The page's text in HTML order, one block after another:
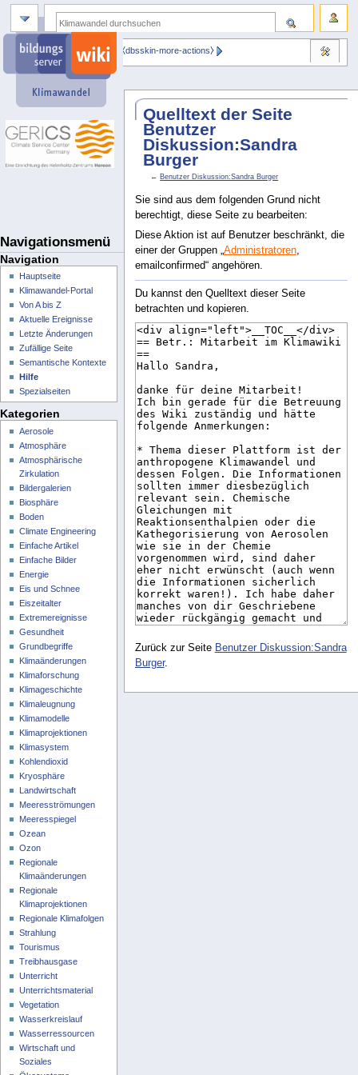
Quelltext der Seite
Benutzer
Diskussion:Sandra
Burger
← Benutzer Diskussion:Sandra Burger
Sie sind aus dem folgenden Grund nicht
berechtigt, diese Seite zu bearbeiten:
Diese Aktion ist auf Benutzer beschränkt, die
einer der Gruppen „Administratoren,
emailconfirmed“ angehören.
Du kannst den Quelltext dieser Seite
betrachten und kopieren.
Zurück zur Seite Benutzer Diskussion:Sandra
Burger.
Navigationsmenü
⧼dbsskin-more-actions⧽
Navigation
Hauptseite
Klimawandel-Portal
Von A bis Z
Aktuelle Ereignisse
Letzte Änderungen
Zufällige Seite
Semantische Kontexte
Hilfe
Spezialseiten
Kategorien
Aerosole
Atmosphäre
Atmosphärische
Zirkulation
Bildergalerien
Biosphäre
Boden
Climate Engineering
Einfache Artikel
Einfache Bilder
Energie
Eis und Schnee
Eiszeitalter
Extremereignisse
Gesundheit
Grundbegriffe
Klimaänderungen
Klimaforschung
Klimageschichte
Klimaleugnung
Klimamodelle
Klimaprojektionen
Klimasystem
Kohlendioxid
Kryosphäre
Landwirtschaft
Meeresströmungen
Meeresspiegel
Ozean
Ozon
Regionale
Klimaänderungen
Regionale
Klimaprojektionen
Regionale Klimafolgen
Strahlung
Tourismus
Treibhausgase
Unterricht
Unterrichtsmaterial
Vegetation
Wasserkreislauf
Wasserressourcen
Wirtschaft und
Soziales